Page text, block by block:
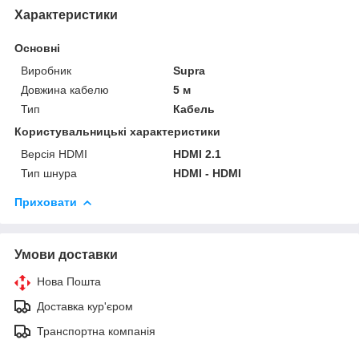
Характеристики
Основні
Виробник
Supra
Довжина кабелю
5 м
Тип
Кабель
Користувальницькі характеристики
Версія HDMI
HDMI 2.1
Тип шнура
HDMI - HDMI
Приховати
Умови доставки
Нова Пошта
Доставка кур'єром
Транспортна компанія